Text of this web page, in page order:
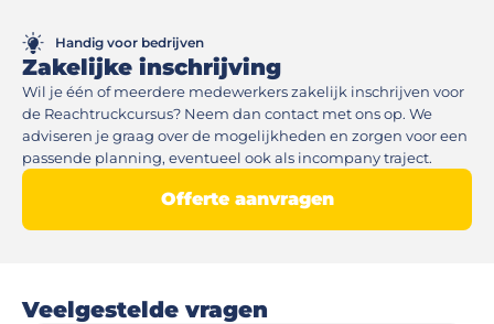
Handig voor bedrijven
Zakelijke inschrijving
Wil je één of meerdere medewerkers zakelijk inschrijven voor
de Reachtruckcursus? Neem dan contact met ons op. We
adviseren je graag over de mogelijkheden en zorgen voor een
passende planning, eventueel ook als incompany traject.
Offerte aanvragen
Veelgestelde vragen